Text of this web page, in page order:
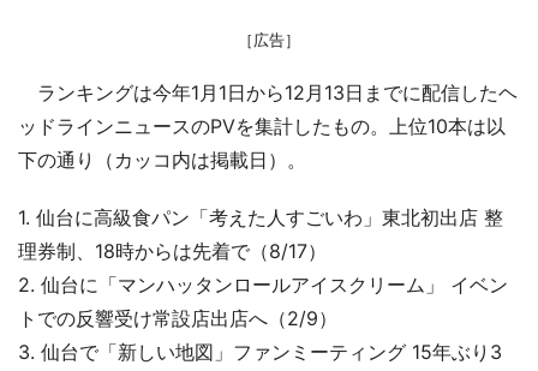
［広告］
ランキングは今年1月1日から12月13日までに配信したヘ
ッドラインニュースのPVを集計したもの。上位10本は以
下の通り（カッコ内は掲載日）。
1. 仙台に高級食パン「考えた人すごいわ」東北初出店 整
理券制、18時からは先着で（8/17）
2. 仙台に「マンハッタンロールアイスクリーム」 イベン
トでの反響受け常設店出店へ（2/9）
3. 仙台で「新しい地図」ファンミーティング 15年ぶり3